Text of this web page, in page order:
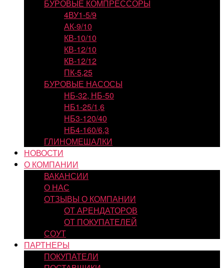
БУРОВЫЕ КОМПРЕССОРЫ
4ВУ1-5/9
АК-9/10
КВ-10/10
КВ-12/10
КВ-12/12
ПК-5,25
БУРОВЫЕ НАСОСЫ
НБ-32, НБ-50
НБ1-25/1,6
НБ3-120/40
НБ4-160/6,3
ГЛИНОМЕШАЛКИ
НОВОСТИ
О КОМПАНИИ
ВАКАНСИИ
О НАС
ОТЗЫВЫ О КОМПАНИИ
ОТ АРЕНДАТОРОВ
ОТ ПОКУПАТЕЛЕЙ
СОУТ
ПАРТНЕРЫ
ПОКУПАТЕЛИ